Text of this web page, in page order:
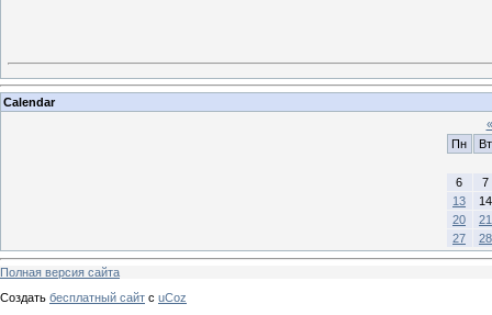
Calendar
«
Пн
Вт
6
7
13
14
20
21
27
28
Полная версия сайта
Создать бесплатный сайт с uCoz